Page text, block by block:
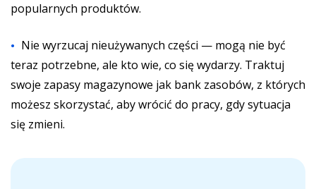
popularnych produktów.
Nie wyrzucaj nieużywanych części — mogą nie być
teraz potrzebne, ale kto wie, co się wydarzy. Traktuj
swoje zapasy magazynowe jak bank zasobów, z których
możesz skorzystać, aby wrócić do pracy, gdy sytuacja
się zmieni.